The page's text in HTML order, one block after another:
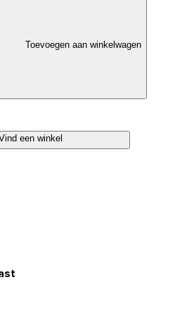
Toevoegen aan winkelwagen
een winkel